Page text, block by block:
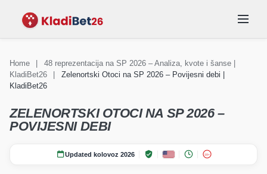
KLAĐENJE
Vijesti Svjetsko
Vijesti Svjetsko
SKUPINE
Home
48 reprezentacija na SP 2026 – Analiza, kvote i šanse |
KladiBet26
Zelenortski Otoci na SP 2026 – Povijesni debi |
KladiBet26
ZELENORTSKI OTOCI NA SP 2026 –
POVIJESNI DEBI
Updated kolovoz 2026 18+